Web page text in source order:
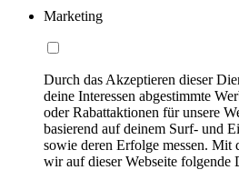
Marketing
Durch das Akzeptieren dieser
deine Interessen abgestimmte
oder Rabattaktionen für unsere
basierend auf deinem Surf- und
sowie deren Erfolge messen. Mit
wir auf dieser Webseite folgende